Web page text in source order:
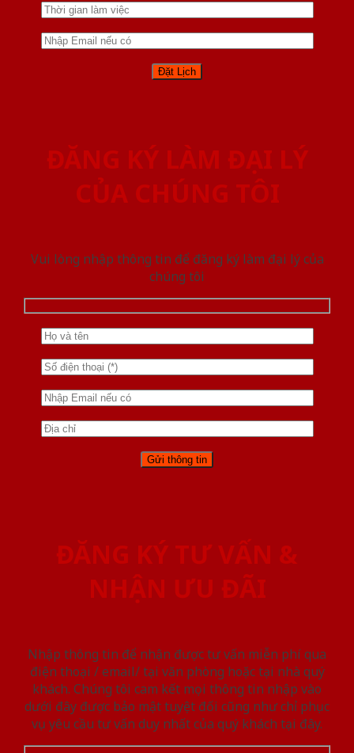
ĐĂNG KÝ LÀM ĐẠI LÝ
CỦA CHÚNG TÔI
Vui lòng nhập thông tin để đăng ký làm đại lý của
chúng tôi
ĐĂNG KÝ TƯ VẤN &
NHẬN ƯU ĐÃI
Nhập thông tin để nhận được tư vấn miễn phí qua
điện thoại / email/ tại văn phòng hoặc tại nhà quý
khách. Chúng tôi cam kết mọi thông tin nhập vào
dưới đây được bảo mật tuyệt đối cũng như chỉ phục
vụ yêu cầu tư vấn duy nhất của quý khách tại đây.